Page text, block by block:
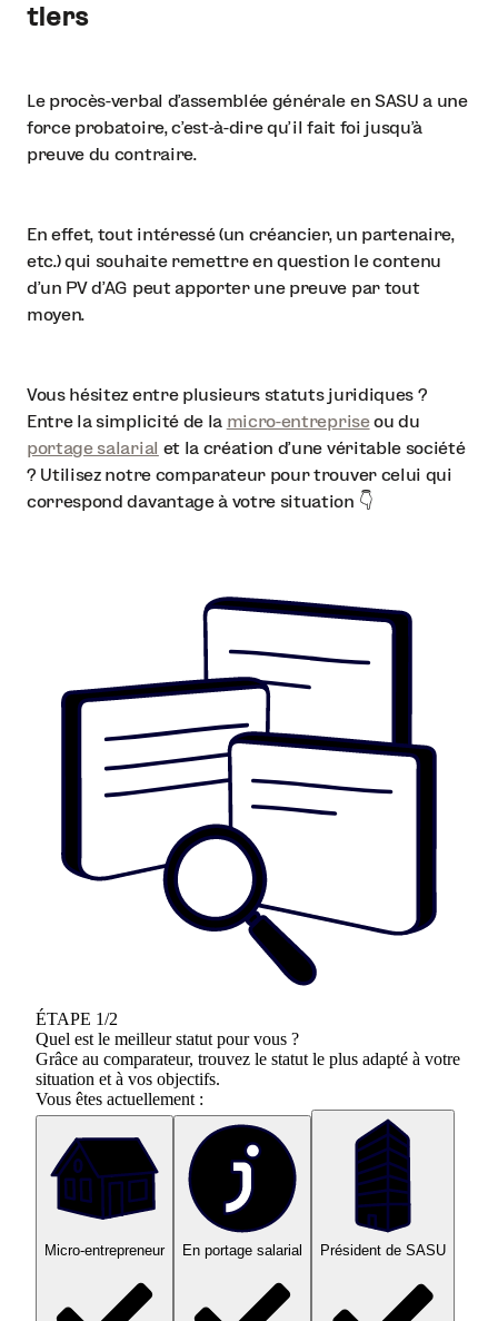
tiers
Le procès-verbal d’assemblée générale en SASU a une
force probatoire, c’est-à-dire qu’il fait foi jusqu’à
preuve du contraire.
En effet, tout intéressé (un créancier, un partenaire,
etc.) qui souhaite remettre en question le contenu
d’un PV d’AG peut apporter une preuve par tout
moyen.
Vous hésitez entre plusieurs statuts juridiques ?
Entre la simplicité de la micro-entrepriseou du
portage salarial et la création d'une véritable société
? Utilisez notre comparateur pour trouver celui qui
correspond davantage à votre situation 👇